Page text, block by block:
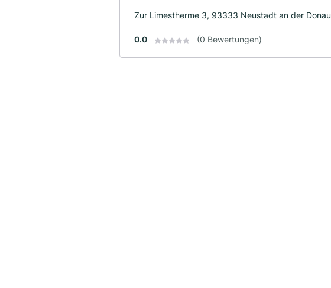
Zur Limestherme 3, 93333 Neustadt an der Donau
0.0 (0 Bewertungen)